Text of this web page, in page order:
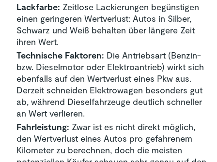
Lackfarbe: Zeitlose Lackierungen begünstigen
einen geringeren Wertverlust: Autos in Silber,
Schwarz und Weiß behalten über längere Zeit
ihren Wert.
Technische Faktoren: Die Antriebsart (Benzin-
bzw. Dieselmotor oder Elektroantrieb) wirkt sich
ebenfalls auf den Wertverlust eines Pkw aus.
Derzeit schneiden Elektrowagen besonders gut
ab, während Dieselfahrzeuge deutlich schneller
an Wert verlieren.
Fahrleistung: Zwar ist es nicht direkt möglich,
den Wertverlust eines Autos pro gefahrenem
Kilometer zu berechnen, doch die meisten